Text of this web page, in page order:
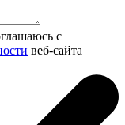
с
веб-сайта